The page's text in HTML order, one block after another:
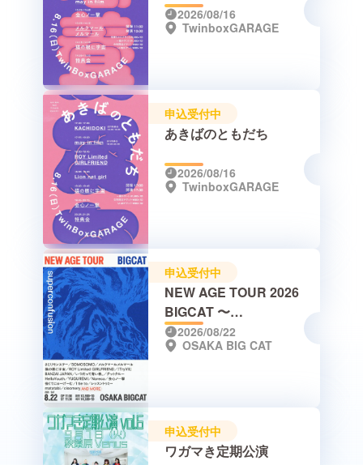
2026/08/16
TwinboxGARAGE
申込受付中
あきばのともだち
2026/08/16
TwinboxGARAGE
申込受付中
NEW AGE TOUR 2026
BIGCAT 〜
Superconfusion〜
2026/08/22
OSAKA BIG CAT
申込受付中
ワガマき定期公演